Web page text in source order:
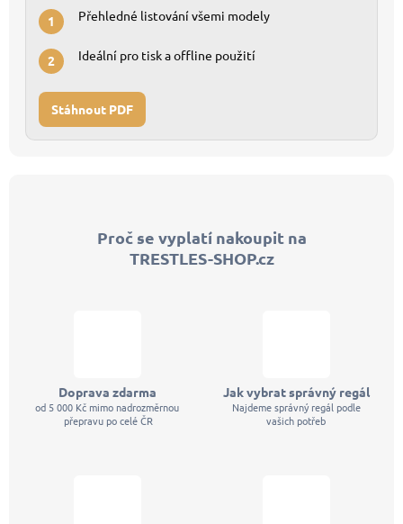
1 Přehledné listování všemi modely
2 Ideální pro tisk a offline použití
Stáhnout PDF
Proč se vyplatí nakoupit na
TRESTLES-SHOP.cz
Doprava zdarma
od 5 000 Kč mimo nadrozměrnou
přepravu po celé ČR
Jak vybrat správný regál
Najdeme správný regál podle
vašich potřeb